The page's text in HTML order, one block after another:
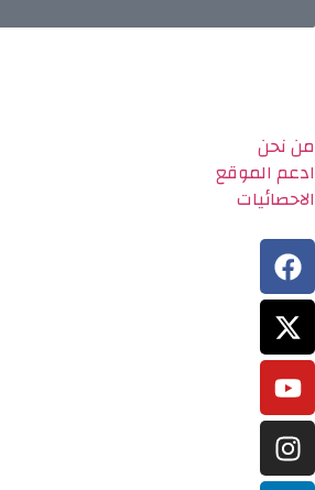
من نحن
ادعم الموقع
الاحصائيات